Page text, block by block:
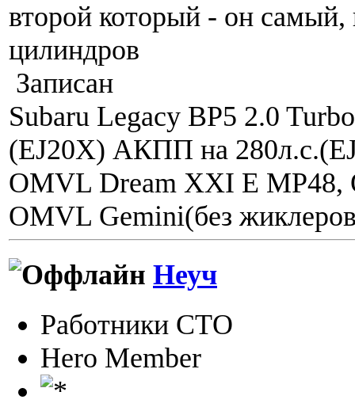
второй который - он самый,
цилиндров
Записан
Subaru Legacy BP5 2.0
(EJ20X) АКПП на
OMVL Dream XXI E MP48,
OMVL Gemini(без
Неуч
Работники СТО
Hero Member